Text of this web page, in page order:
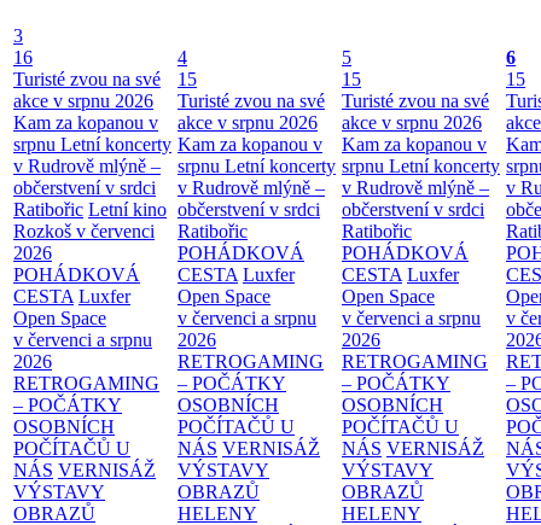
3
16
Turisté zvou na své
akce v srpnu 2026
Kam za kopanou v
srpnu Letní koncerty
v Rudrově mlýně –
občerstvení v srdci
Ratibořic Letní kino
Rozkoš v červenci
2026
POHÁDKOVÁ
CESTA Luxfer
Open Space
v červenci a srpnu
2026
RETROGAMING
– POČÁTKY
OSOBNÍCH
POČÍTAČŮ U
NÁS VERNISÁŽ
VÝSTAVY
OBRAZŮ
4
15
Turisté zvou na své
akce v srpnu 2026
Kam za kopanou v
srpnu Letní koncerty
v Rudrově mlýně –
občerstvení v srdci
Ratibořic
POHÁDKOVÁ
CESTA Luxfer
Open Space
v červenci a srpnu
2026
RETROGAMING
– POČÁTKY
OSOBNÍCH
POČÍTAČŮ U
NÁS VERNISÁŽ
VÝSTAVY
OBRAZŮ
HELENY
5
15
Turisté zvou na své
akce v srpnu 2026
Kam za kopanou v
srpnu Letní koncerty
v Rudrově mlýně –
občerstvení v srdci
Ratibořic
POHÁDKOVÁ
CESTA Luxfer
Open Space
v červenci a srpnu
2026
RETROGAMING
– POČÁTKY
OSOBNÍCH
POČÍTAČŮ U
NÁS VERNISÁŽ
VÝSTAVY
OBRAZŮ
HELENY
6
15
v
v
–